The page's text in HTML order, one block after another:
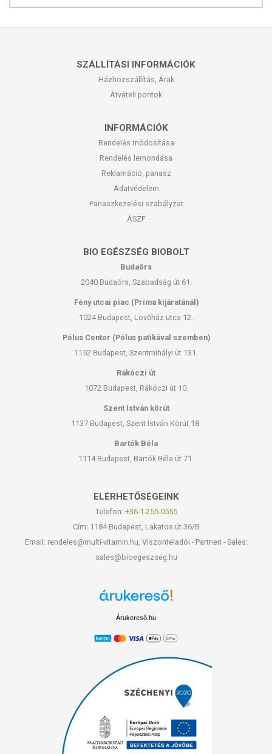
SZÁLLÍTÁSI INFORMÁCIÓK
Házhozszállítás, Árak
Átvételi pontok
INFORMÁCIÓK
Rendelés módosítása
Rendelés lemondása
Reklamáció, panasz
Adatvédelem
Panaszkezelési szabályzat
ÁSZF
BIO EGÉSZSÉG BIOBOLT
Budaörs
2040 Budaörs, Szabadság út 61.
Fény utcai piac (Príma kijáratánál)
1024 Budapest, Lövőház utca 12.
Pólus Center (Pólus patikával szemben)
1152 Budapest, Szentmihályi út 131.
Rákóczi út
1072 Budapest, Rákóczi út 10.
Szent István körút
1137 Budapest, Szent István Körút 18.
Bartók Béla
1114 Budapest, Bartók Béla út 71.
ELÉRHETŐSÉGEINK
Telefon: +36-1-255-0555
Cím: 1184 Budapest, Lakatos út 36/B
Email: rendeles@multi-vitamin.hu, Viszonteladói - Partneri - Sales:
sales@bioegeszseg.hu
Árukereső.hu